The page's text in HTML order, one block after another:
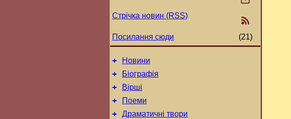
Стрічка новин (RSS)
Посилання сюди (21)
+ Новини
+ Біографія
+ Вірші
+ Поеми
+ Драматичні твори